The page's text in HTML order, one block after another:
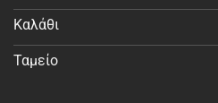
Καλάθι
Ταμείο